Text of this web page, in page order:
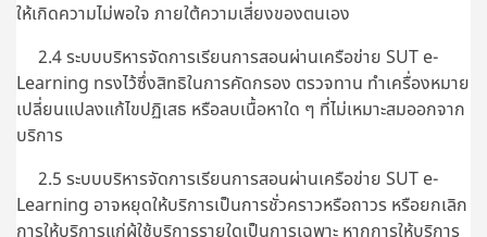
ให้เกิดความไม่พอใจ ภายใต้ความเสี่ยงของตนเอง
2.4 ระบบบริหารจัดการเรียนการสอนผ่านเครือข่าย SUT e-
Learning ทรงไว้ซึ่งสิทธิในการคัดกรอง ตรวจทาน ทำเครื่องหมาย
เปลี่ยนแปลงแก้ไขปฏิเสธ หรือลบเนื้อหาใด ๆ ที่ไม่เหมาะสมออกจาก
บริการ
2.5 ระบบบริหารจัดการเรียนการสอนผ่านเครือข่าย SUT e-
Learning อาจหยุดให้บริการเป็นการชั่วคราวหรือถาวร หรือยกเลิก
การให้บริการแก่ผู้ใช้บริการรายใดเป็นการเฉพาะ หากการให้บริการ